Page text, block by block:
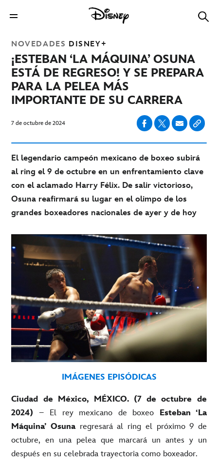
NOVEDADES DISNEY+
¡ESTEBAN ‘LA MÁQUINA’ OSUNA
ESTÁ DE REGRESO! Y SE PREPARA
PARA LA PELEA MÁS
IMPORTANTE DE SU CARRERA
7 de octubre de 2024
El legendario campeón mexicano de boxeo subirá
al ring el 9 de octubre en un enfrentamiento clave
con el aclamado Harry Félix. De salir victorioso,
Osuna reafirmará su lugar en el olimpo de los
grandes boxeadores nacionales de ayer y de hoy
IMÁGENES EPISÓDICAS
Ciudad de México, MÉXICO. (7 de octubre de
2024) – El rey mexicano de boxeo Esteban ‘La
Máquina’ Osunaregresará al ring el próximo 9 de
octubre, en una pelea que marcará un antes y un
después en su celebrada trayectoria como boxeador.